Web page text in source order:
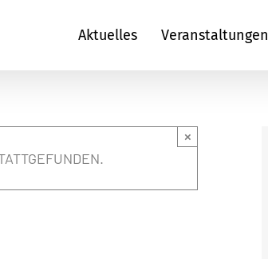
Aktuelles Veranstaltungen
×